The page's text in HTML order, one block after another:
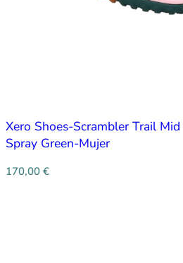
Xero Shoes-Scrambler Trail
Spray Green-Mujer
170,00 €